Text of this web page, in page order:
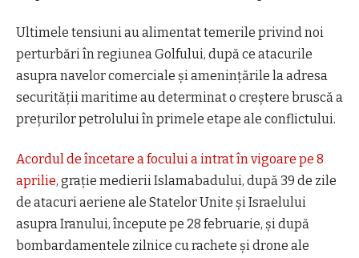
Ultimele tensiuni au alimentat temerile privind noi
perturbări în regiunea Golfului, după ce atacurile
asupra navelor comerciale și amenințările la adresa
securității maritime au determinat o creștere bruscă a
prețurilor petrolului în primele etape ale conflictului.
Acordul de încetare a focului a intrat în vigoare pe 8
aprilie, grație medierii Islamabadului, după 39 de zile
de atacuri aeriene ale Statelor Unite și Israelului
asupra Iranului, începute pe 28 februarie, și după
bombardamentele zilnice cu rachete și drone ale